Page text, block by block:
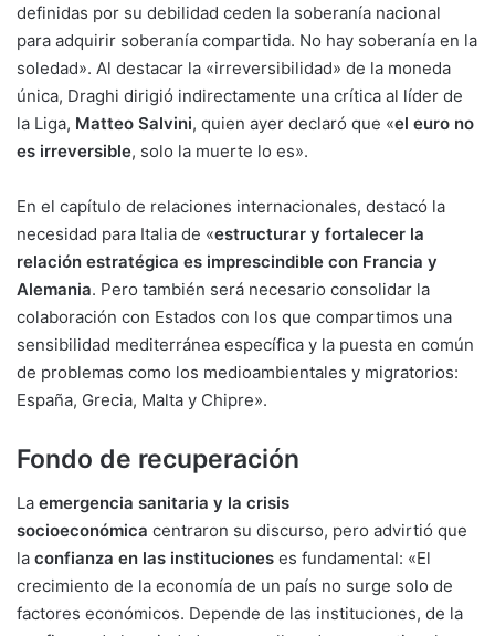
definidas por su debilidad ceden la soberanía nacional
para adquirir soberanía compartida. No hay soberanía en la
soledad». Al destacar la «irreversibilidad» de la moneda
única, Draghi dirigió indirectamente una crítica al líder de
la Liga, Matteo Salvini, quien ayer declaró que «el euro no
es irreversible, solo la muerte lo es».
En el capítulo de relaciones internacionales, destacó la
necesidad para Italia de «estructurar y fortalecer la
relación estratégica es imprescindible con Francia y
Alemania. Pero también será necesario consolidar la
colaboración con Estados con los que compartimos una
sensibilidad mediterránea específica y la puesta en común
de problemas como los medioambientales y migratorios:
España, Grecia, Malta y Chipre».
Fondo de recuperación
La emergencia sanitaria y la crisis
socioeconómica centraron su discurso, pero advirtió que
la confianza en las instituciones es fundamental: «El
crecimiento de la economía de un país no surge solo de
factores económicos. Depende de las instituciones, de la